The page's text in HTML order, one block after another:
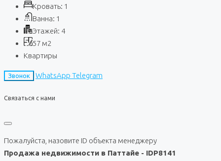
Кровать: 1
Ванна: 1
Этажей: 4
57 м2
Квартиры
Звонок WhatsApp Telegram
Связаться с нами
Пожалуйста, назовите ID объекта менеджеру
Продажа недвижимости в Паттайе - IDP8141